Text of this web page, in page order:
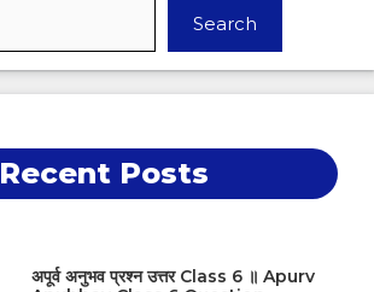
Search
Recent Posts
अपूर्व अनुभव प्रश्न उत्तर Class 6 ॥ Apurv